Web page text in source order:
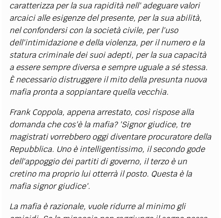
caratterizza per la sua rapidità nell' adeguare valori
arcaici alle esigenze del presente, per la sua abilità,
nel confondersi con la società civile, per l'uso
dell'intimidazione e della violenza, per il numero e la
statura criminale dei suoi adepti, per la sua capacità
a essere sempre diversa e sempre uguale a sé stessa.
È necessario distruggere il mito della presunta nuova
mafia pronta a soppiantare quella vecchia.
Frank Coppola, appena arrestato, così rispose alla
domanda che cos'è la mafia? 'Signor giudice, tre
magistrati vorrebbero oggi diventare procuratore della
Repubblica. Uno è intelligentissimo, il secondo gode
dell'appoggio dei partiti di governo, il terzo è un
cretino ma proprio lui otterrà il posto. Questa è la
mafia signor giudice'.
La mafia è razionale, vuole ridurre al minimo gli